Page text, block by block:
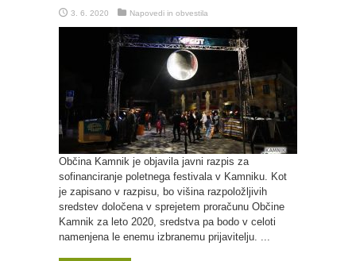
3. 6. 2020 Napovedi in obvestila
Občina Kamnik je objavila javni razpis za
sofinanciranje poletnega festivala v Kamniku. Kot
je zapisano v razpisu, bo višina razpoložljivih
sredstev določena v sprejetem proračunu Občine
Kamnik za leto 2020, sredstva pa bodo v celoti
namenjena le enemu izbranemu prijavitelju. ...